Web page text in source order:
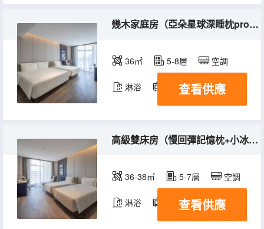
幾木家庭房（亞朵星球深睡枕pro+小冰箱）
36㎡ 5-8層 空調
淋浴 電視機 冰箱
查看供應
高級雙床房（慢回彈記憶枕+小冰箱）
36-38㎡ 5-7層 空調
淋浴 電視機 冰箱
查看供應